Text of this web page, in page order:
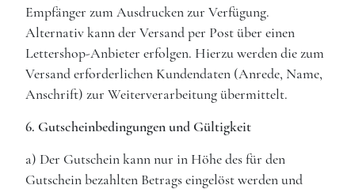
Empfänger zum Ausdrucken zur Verfügung.
Alternativ kann der Versand per Post über einen
Lettershop-Anbieter erfolgen. Hierzu werden die zum
Versand erforderlichen Kundendaten (Anrede, Name,
Anschrift) zur Weiterverarbeitung übermittelt.
6. Gutscheinbedingungen und Gültigkeit
a) Der Gutschein kann nur in Höhe des für den
Gutschein bezahlten Betrags eingelöst werden und